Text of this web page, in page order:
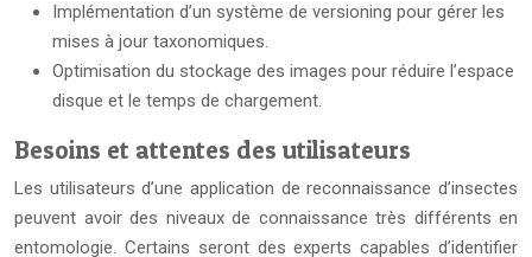
Implémentation d’un système de versioning pour gérer les
mises à jour taxonomiques.
Optimisation du stockage des images pour réduire l’espace
disque et le temps de chargement.
Besoins et attentes des utilisateurs
Les utilisateurs d’une application de reconnaissance d’insectes
peuvent avoir des niveaux de connaissance très différents en
entomologie. Certains seront des experts capables d’identifier